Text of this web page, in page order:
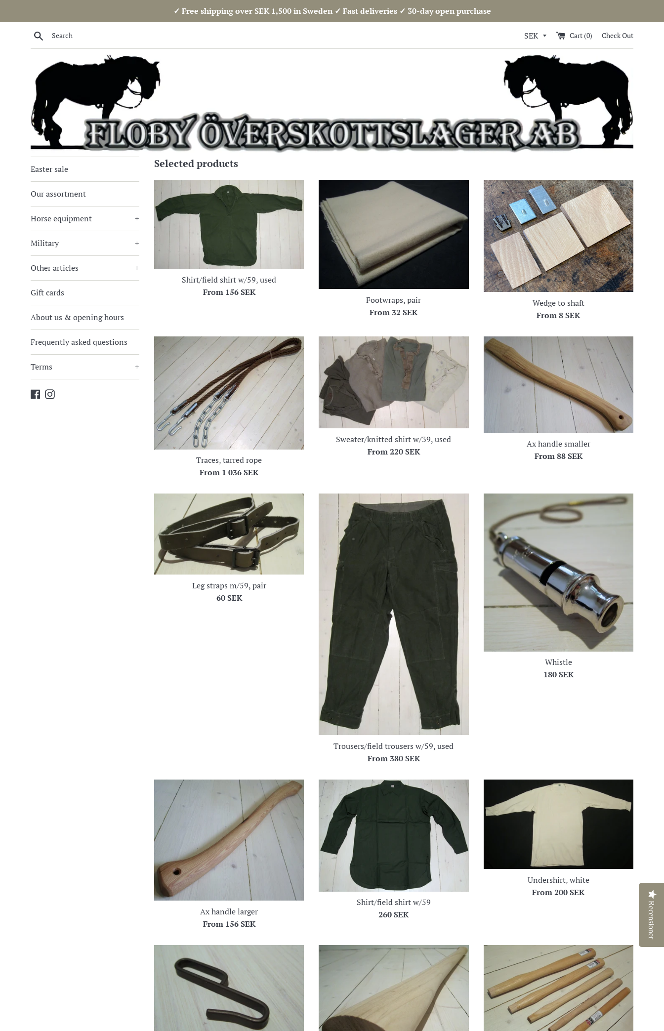
✓ Free shipping over SEK 1,500 in Sweden ✓ Fast deliveries ✓ 30-day open purchase
Search Cart (0) Check Out
Floby
Överskottslager
AB
Easter sale
Our assortment
Horse equipment +
Military +
Other articles +
Gift cards
About us & opening hours
Frequently asked questions
Terms +
Facebook
Instagram
Selected products
Shirt/field shirt w/59, used
From 156 SEK
Footwraps, pair
From 32 SEK
Wedge to shaft
From8 SEK
Traces, tarred rope
From 1 036 SEK
Sweater/knitted shirt w/39, used
From220 SEK
Ax handle smaller
From88 SEK
Leg straps m/59, pair
Regular
60 SEK
Trousers/field trousers w/59, used
From 380 SEK
Whistle
Regular
180 SEK
Ax handle larger
From 156 SEK
Shirt/field shirt w/59
Regular
260 SEK
Undershirt, white
From200 SEK
Recensioner